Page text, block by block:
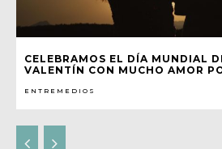
CELEBRAMOS EL DÍA MUNDIAL
VALENTÍN CON MUCHO AMOR
ENTREMEDIOS